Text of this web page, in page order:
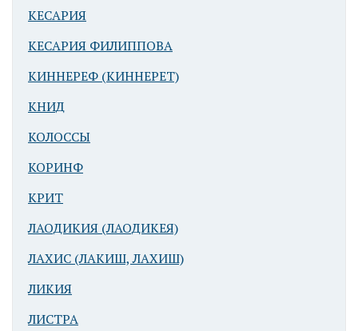
КЕСАРИЯ
КЕСАРИЯ ФИЛИППОВА
КИННЕРЕФ (КИННЕРЕТ)
КНИД
КОЛОССЫ
КОРИНФ
КРИТ
ЛАОДИКИЯ (ЛАОДИКЕЯ)
ЛАХИС (ЛАКИШ, ЛАХИШ)
ЛИКИЯ
ЛИСТРА